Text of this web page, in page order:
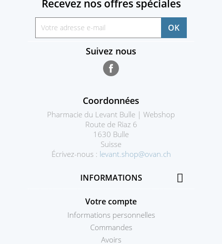
Recevez nos offres spéciales
Suivez nous
Coordonnées
Pharmacie du Levant Bulle | Webshop
Route de Riaz 6
1630 Bulle
Suisse
Écrivez-nous : levant.shop@ovan.ch
INFORMATIONS 
Votre compte
Informations personnelles
Commandes
Avoirs